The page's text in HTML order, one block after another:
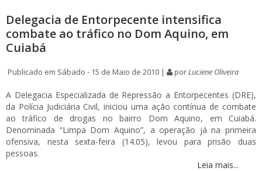
Delegacia de Entorpecente intensifica
combate ao tráfico no Dom Aquino, em
Cuiabá
Publicado em Sábado - 15 de Maio de 2010 | porLuciene Oliveira
A Delegacia Especializada de Repressão a Entorpecentes (DRE),
da Polícia Judiciária Civil, iniciou uma ação contínua de combate
ao tráfico de drogas no bairro Dom Aquino, em Cuiabá.
Denominada “Limpa Dom Aquino”, a operação já na primeira
ofensiva, nesta sexta-feira (14.05), levou para prisão duas
pessoas.
Leia mais...